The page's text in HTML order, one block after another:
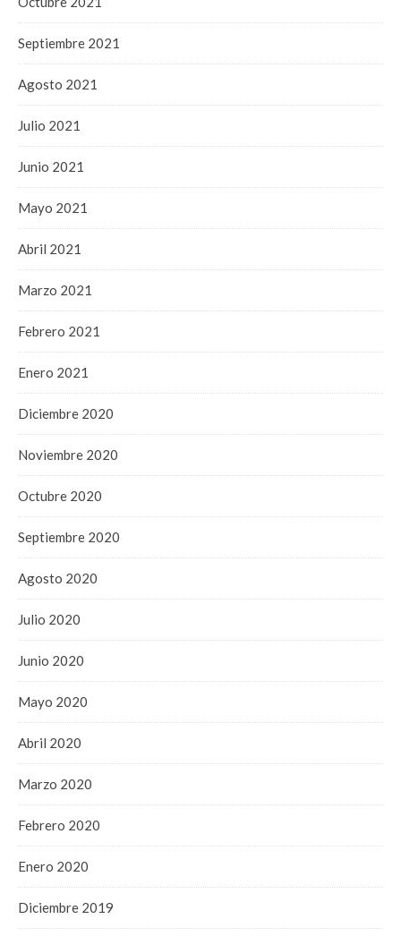
Septiembre 2021
Agosto 2021
Julio 2021
Junio 2021
Mayo 2021
Abril 2021
Marzo 2021
Febrero 2021
Enero 2021
Diciembre 2020
Noviembre 2020
Octubre 2020
Septiembre 2020
Agosto 2020
Julio 2020
Junio 2020
Mayo 2020
Abril 2020
Marzo 2020
Febrero 2020
Enero 2020
Diciembre 2019